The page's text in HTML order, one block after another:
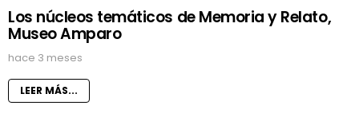
Los núcleos temáticos de Memoria y Relato,
Museo Amparo
hace 3 meses
LEER MÁS...